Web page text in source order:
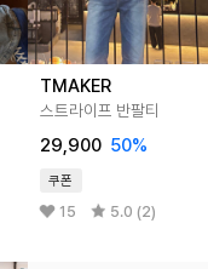
TMAKER
스트라이프 반팔티
29,900 50%
쿠폰
15 5.0 (2)